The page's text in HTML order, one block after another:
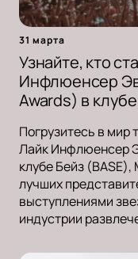
31 марта
Узнайте, кто
Инфлюенсер
Awards) в
Погрузитесь в мир
Лайк Инфлюенсер
клубе Бейз
лучших
выступлениями
индустрии